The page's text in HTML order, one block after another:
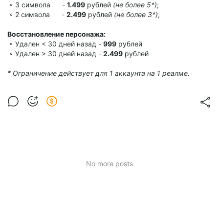
◦ 3 символа - 1.499 рублей (не более 5*);
◦ 2 символа - 2.499 рублей (не более 3*);
Восстановление персонажа:
◦ Удален < 30 дней назад - 999 рублей
◦ Удален > 30 дней назад - 2.499 рублей
* Ограничение действует для 1 аккаунта на 1 реалме.
No more posts